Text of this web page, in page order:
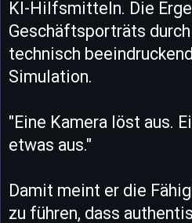
KI-Hilfsmitteln. Die
Geschäftsporträts
technisch
Simulation.
"Eine Kamera löst aus.
etwas aus."
Damit meint er die
zu führen, dass